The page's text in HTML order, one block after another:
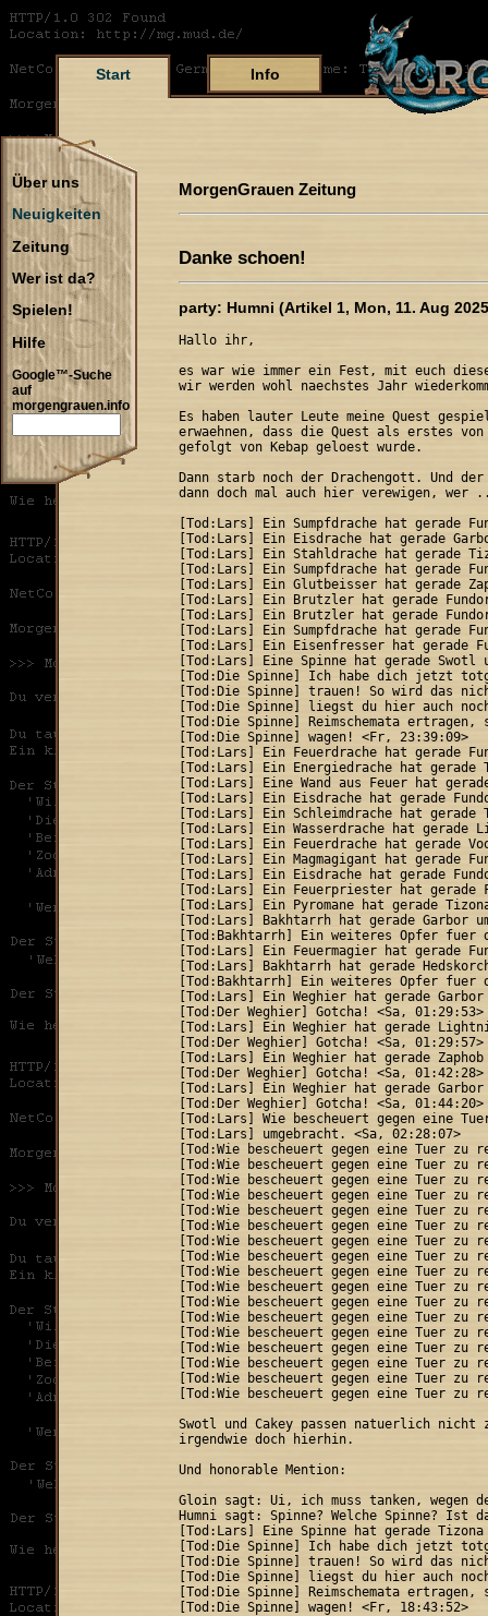
Start Info
Über uns
Neuigkeiten
Zeitung
Wer ist da?
Spielen!
Hilfe
Google™-Suche
auf
morgengrauen.info
MorgenGrauen Zeitung
Danke schoen!
party: Humni (Artikel 1, Mon, 11. Aug
Hallo ihr,
es war wie immer ein Fest, mit euch
wir werden wohl naechstes Jahr
Es haben lauter Leute meine Quest
erwaehnen, dass die Quest als erstes
gefolgt von Kebap geloest wurde.
Dann starb noch der Drachengott. Und
dann doch mal auch hier verewigen, wer
[Tod:Lars] Ein Sumpfdrache hat gerade
[Tod:Lars] Ein Eisdrache hat gerade
[Tod:Lars] Ein Stahldrache hat gerade
[Tod:Lars] Ein Sumpfdrache hat gerade
[Tod:Lars] Ein Glutbeisser hat gerade
[Tod:Lars] Ein Brutzler hat gerade
[Tod:Lars] Ein Brutzler hat gerade
[Tod:Lars] Ein Sumpfdrache hat gerade
[Tod:Lars] Ein Eisenfresser hat gerade
[Tod:Lars] Eine Spinne hat gerade Swotl
[Tod:Die Spinne] Ich habe dich jetzt
[Tod:Die Spinne] trauen! So wird das
[Tod:Die Spinne] liegst du hier auch
[Tod:Die Spinne] Reimschemata
[Tod:Die Spinne] wagen! <Fr, 23:39:09>
[Tod:Lars] Ein Feuerdrache hat gerade
[Tod:Lars] Ein Energiedrache hat gerade
[Tod:Lars] Eine Wand aus Feuer hat
[Tod:Lars] Ein Eisdrache hat gerade
[Tod:Lars] Ein Schleimdrache hat gerade
[Tod:Lars] Ein Wasserdrache hat gerade
[Tod:Lars] Ein Feuerdrache hat gerade
[Tod:Lars] Ein Magmagigant hat gerade
[Tod:Lars] Ein Eisdrache hat gerade
[Tod:Lars] Ein Feuerpriester hat gerade
[Tod:Lars] Ein Pyromane hat gerade
[Tod:Lars] Bakhtarrh hat gerade Garbor
[Tod:Bakhtarrh] Ein weiteres Opfer fuer
[Tod:Lars] Ein Feuermagier hat gerade
[Tod:Lars] Bakhtarrh hat gerade
[Tod:Bakhtarrh] Ein weiteres Opfer fuer
[Tod:Lars] Ein Weghier hat gerade
[Tod:Der Weghier] Gotcha! <Sa, 01:29:53>
[Tod:Lars] Ein Weghier hat gerade
[Tod:Der Weghier] Gotcha! <Sa, 01:29:57>
[Tod:Lars] Ein Weghier hat gerade
[Tod:Der Weghier] Gotcha! <Sa, 01:42:28>
[Tod:Lars] Ein Weghier hat gerade
[Tod:Der Weghier] Gotcha! <Sa, 01:44:20>
[Tod:Lars] Wie bescheuert gegen eine
[Tod:Lars] umgebracht. <Sa, 02:28:07>
[Tod:Wie bescheuert gegen eine Tuer zu
[Tod:Wie bescheuert gegen eine Tuer
[Tod:Wie bescheuert gegen eine Tuer zu
[Tod:Wie bescheuert gegen eine Tuer zu
[Tod:Wie bescheuert gegen eine Tuer zu
[Tod:Wie bescheuert gegen eine Tuer
[Tod:Wie bescheuert gegen eine Tuer
[Tod:Wie bescheuert gegen eine Tuer zu
[Tod:Wie bescheuert gegen eine Tuer zu
[Tod:Wie bescheuert gegen eine Tuer zu
[Tod:Wie bescheuert gegen eine Tuer
[Tod:Wie bescheuert gegen eine Tuer zu
[Tod:Wie bescheuert gegen eine Tuer zu
[Tod:Wie bescheuert gegen eine Tuer zu
[Tod:Wie bescheuert gegen eine Tuer
[Tod:Wie bescheuert gegen eine Tuer
[Tod:Wie bescheuert gegen eine Tuer zu
Swotl und Cakey passen natuerlich nicht
irgendwie doch hierhin.
Und honorable Mention:
Gloin sagt: Ui, ich muss tanken, wegen
Humni sagt: Spinne? Welche Spinne? Ist
[Tod:Lars] Eine Spinne hat gerade
[Tod:Die Spinne] Ich habe dich jetzt
[Tod:Die Spinne] trauen! So wird das
[Tod:Die Spinne] liegst du hier auch
[Tod:Die Spinne] Reimschemata
[Tod:Die Spinne] wagen! <Fr, 18:43:52>